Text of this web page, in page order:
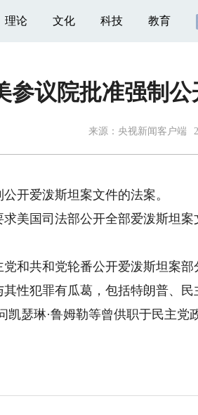
理论 文化 科技 教育
参议院批准强制
来源： 央视新闻客户端
爱泼斯坦案文件的法案。
国司法部公开全部爱泼斯坦案
共和党轮番公开爱泼斯坦案部
性犯罪有瓜葛，包括特朗普、民
凯瑟琳·鲁姆勒等曾供职于民主党